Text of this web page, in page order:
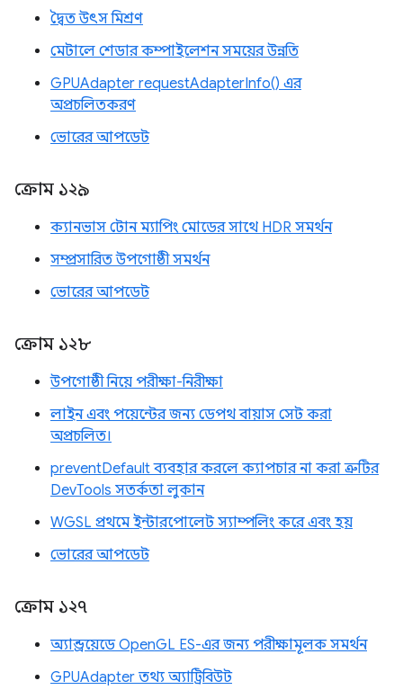
দ্বৈত উৎস মিশ্রণ
মেটালে শেডার কম্পাইলেশন সময়ের উন্নতি
GPUAdapter requestAdapterInfo() এর
অপ্রচলিতকরণ
ভোরের আপডেট
ক্রোম ১২৯
ক্যানভাস টোন ম্যাপিং মোডের সাথে HDR সমর্থন
সম্প্রসারিত উপগোষ্ঠী সমর্থন
ভোরের আপডেট
ক্রোম ১২৮
উপগোষ্ঠী নিয়ে পরীক্ষা-নিরীক্ষা
লাইন এবং পয়েন্টের জন্য ডেপথ বায়াস সেট করা
অপ্রচলিত।
preventDefault ব্যবহার করলে ক্যাপচার না করা ত্রুটির
DevTools সতর্কতা লুকান
WGSL প্রথমে ইন্টারপোলেট স্যাম্পলিং করে এবং হয়
ভোরের আপডেট
ক্রোম ১২৭
অ্যান্ড্রয়েডে OpenGL ES-এর জন্য পরীক্ষামূলক সমর্থন
GPUAdapter তথ্য অ্যাট্রিবিউট